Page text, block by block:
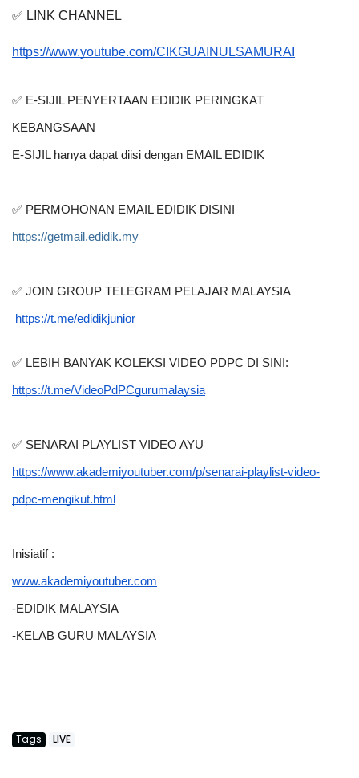
✅ LINK CHANNEL
https://www.youtube.com/CIKGUAINULSAMURAI
✅ E-SIJIL PENYERTAAN EDIDIK PERINGKAT
KEBANGSAAN
E-SIJIL hanya dapat diisi dengan EMAIL EDIDIK
✅ PERMOHONAN EMAIL EDIDIK DISINI
https://getmail.edidik.my
✅ JOIN GROUP TELEGRAM PELAJAR MALAYSIA
https://t.me/edidikjunior
✅ LEBIH BANYAK KOLEKSI VIDEO PDPC DI SINI:
https://t.me/VideoPdPCgurumalaysia
✅ SENARAI PLAYLIST VIDEO AYU
https://www.akademiyoutuber.com/p/senarai-playlist-video-
pdpc-mengikut.html
Inisiatif :
www.akademiyoutuber.com
-EDIDIK MALAYSIA
-KELAB GURU MALAYSIA
Tags LIVE